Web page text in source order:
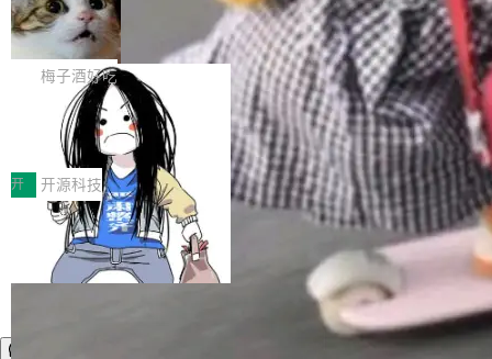
有云模型能够满足快速试用和效率提升的需求。
但对于金融、能源、医疗等对数据安全要求较...
让AI用起来，还要进一步看清混合算力时代下，
Token花在哪里、算力是否被充分利用，以及持
续增长的AI成本该如何优化。 深信服AI算力网关
正是围绕这些实际问题，从Token治理和成本治
理两个方面，让用户的每一份算力都看得清、管
得住、用得稳、省得下、更安全！ 一、从现在开
始，Token使用一目...
ean 在 Google 工作了 27 年后，宣布离职。 他
不是一个人走。一同离开的还有 Sanjay Ghema
wat（Google 员工编号 23，Jeff Dean 二十多
年的编程搭档，MapReduce 和 Bigtable 的共同
作者）、Quoc Le（Google 大脑核心成员，Se
q2Seq 和 DocAI 的共同发明人）以及 Oriol Vin
yals（Gemini 联合负责人，AlphaSta...
🔥 SolonCode v2026.8.4 发布：界面
字体可调、22 种语言、记忆搜索增强
打开终端就能上岗的全中文编码智能体，这一轮
把「看得清、用母语、记得住」三件事一次补
齐。 SolonCode 是什么 SolonCode 是杭州无
耳科技研发的企业级终端编码智能体——一位全
中文驱动的数字员工，自主理解需求、规划步
骤、编写代码。不挑模型、不挑平台，curl 一行
装完即用。 开源地址：Gitee · GitCode · GitHu
b 安装 支持 Java 8+（8~26）、macOS / Linu
x / Windows / Harmony PC。 # macOS / Linu
x / Harmony PC curl -fsSL https://solon.noea
梅子酒好吃
让“代码语义理解”深度释放AI Coding
价值潜能：华为云码道（CodeArts）
代码仓技术解析
一、代码仓深度理解技术的作用与价值 在软件工
程实践中，代码仓是企业核心知识资产的主要载
体。企业级代码仓库通常包含数十万乃至数百万
个文件，其规模远超单次模型调用可承载的上下
文窗口。随着项目规模的持续扩张与代码历史的
不断累积，代码仓中的模块关系、接口契约、业
务逻辑等关键信息往往分散于数十乃至数百个文
件之中，形成高度复杂的知识关联网络。传统的
开 开源科技